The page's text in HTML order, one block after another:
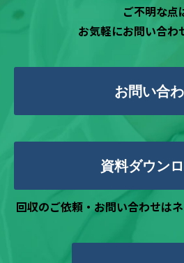
ご不明な点
お気軽にお問い合わ
お問い合
資料ダウン
回収のご依頼・お問い合わせは